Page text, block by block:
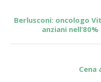
Berlusconi: oncologo
anziani
Cena